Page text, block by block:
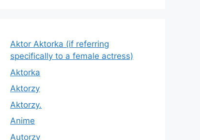
Aktor Aktorka (if referring
specifically to a female actress)
Aktorka
Aktorzy
Aktorzy.
Anime
Autorzy